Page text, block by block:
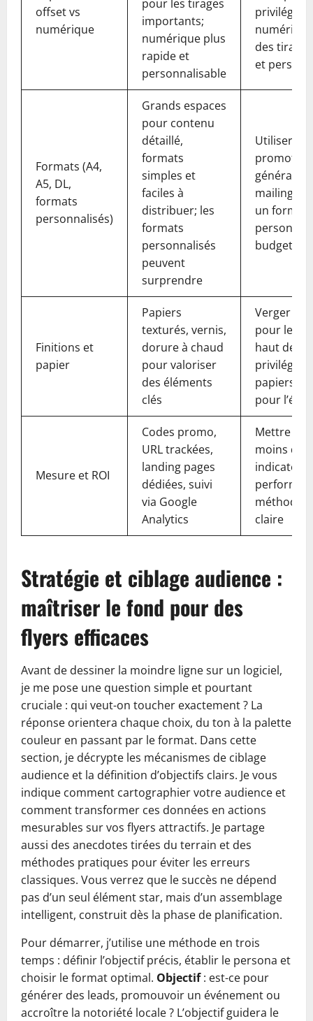
offset vs
numérique
pour les tirages
importants;
numérique plus
rapide et
personnalisable
privilégier
des
et
Formats (A4,
A5, DL,
formats
personnalisés)
Grands espaces
pour contenu
détaillé,
formats
simples et
faciles à
distribuer; les
formats
personnalisés
peuvent
surprendre
Utiliser
mailings;
un format
budget le
Finitions et
papier
Papiers
texturés, vernis,
dorure à chaud
pour valoriser
des éléments
clés
Verger
pour les
haut de
privilégier
papiers
pour
Mesure et ROI
Codes promo,
URL trackées,
landing pages
dédiées, suivi
via Google
Analytics
Mettre en
moins
méthode
claire
Stratégie et ciblage audience :
maîtriser le fond pour des
flyers efficaces
Avant de dessiner la moindre ligne sur un logiciel,
je me pose une question simple et pourtant
cruciale : qui veut-on toucher exactement ? La
réponse orientera chaque choix, du ton à la palette
couleur en passant par le format. Dans cette
section, je décrypte les mécanismes de ciblage
audience et la définition d’objectifs clairs. Je vous
indique comment cartographier votre audience et
comment transformer ces données en actions
mesurables sur vos flyers attractifs. Je partage
aussi des anecdotes tirées du terrain et des
méthodes pratiques pour éviter les erreurs
classiques. Vous verrez que le succès ne dépend
pas d’un seul élément star, mais d’un assemblage
intelligent, construit dès la phase de planification.
Pour démarrer, j’utilise une méthode en trois
temps : définir l’objectif précis, établir le persona et
choisir le format optimal. Objectif: est-ce pour
générer des leads, promouvoir un événement ou
accroître la notoriété locale ? L’objectif guidera le